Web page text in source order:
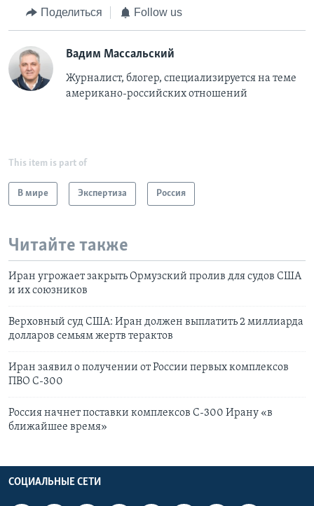
Поделиться Follow us
Вадим Массальский
Журналист, блогер, специализируется на теме
американо-российских отношений
This item is part of
В мире Экспертиза Россия
Читайте также
Иран угрожает закрыть Ормузский пролив для судов США
и их союзников
Верховный суд США: Иран должен выплатить 2 миллиарда
долларов семьям жертв терактов
Иран заявил о получении от России первых комплексов
ПВО С-300
Россия начнет поставки комплексов С-300 Ирану «в
ближайшее время»
СОЦИАЛЬНЫЕ СЕТИ